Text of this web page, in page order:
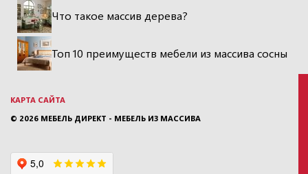
Что такое массив дерева?
Топ 10 преимуществ мебели из массива сосны
КАРТА САЙТА
© 2026 МЕБЕЛЬ ДИРЕКТ - МЕБЕЛЬ ИЗ МАССИВА